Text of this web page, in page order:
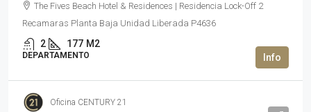
The Fives Beach Hotel & Residences | Residencia Lock-Off 2
Recamaras Planta Baja Unidad Liberada P4636
2 177 M2
DEPARTAMENTO
Oficina CENTURY 21